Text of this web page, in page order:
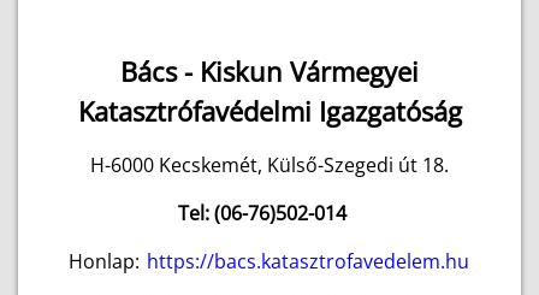
Bács - Kiskun Vármegyei
Katasztrófavédelmi Igazgatóság
H-6000 Kecskemét, Külső-Szegedi út 18.
Tel: (06-76)502-014
Honlap: https://bacs.katasztrofavedelem.hu